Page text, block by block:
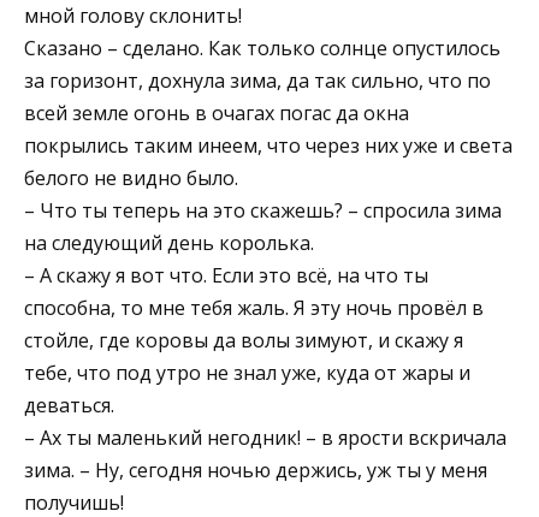
мной голову склонить!
Сказано – сделано. Как только солнце опустилось
за горизонт, дохнула зима, да так сильно, что по
всей земле огонь в очагах погас да окна
покрылись таким инеем, что через них уже и света
белого не видно было.
– Что ты теперь на это скажешь? – спросила зима
на следующий день королька.
– А скажу я вот что. Если это всё, на что ты
способна, то мне тебя жаль. Я эту ночь провёл в
стойле, где коровы да волы зимуют, и скажу я
тебе, что под утро не знал уже, куда от жары и
деваться.
– Ах ты маленький негодник! – в ярости вскричала
зима. – Ну, сегодня ночью держись, уж ты у меня
получишь!